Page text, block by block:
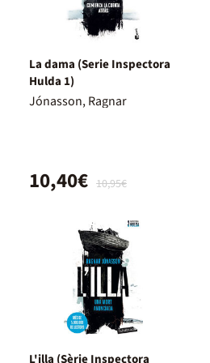
La dama (Serie Inspectora
Hulda 1)
Jónasson, Ragnar
10,95€
10,40€
L'illa (Sèrie Inspectora